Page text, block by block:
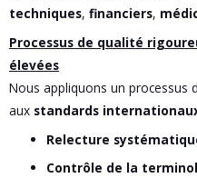
techniques, financiers,
Processus de qualité
élevées
Nous appliquons un processus
aux standards
Relecture
Contrôle de la